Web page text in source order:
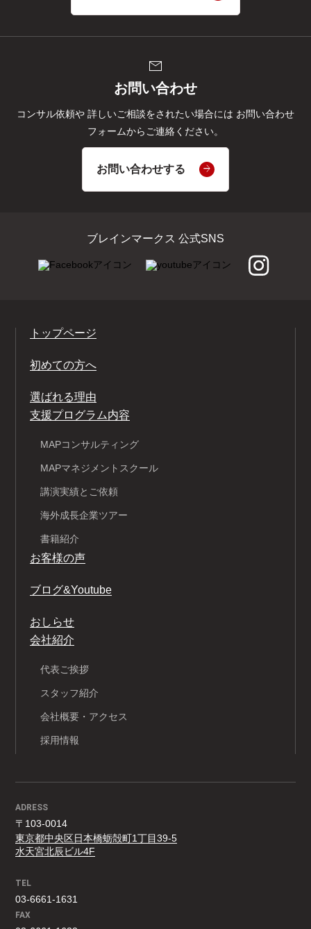
mail
お問い合わせ
コンサル依頼や 詳しいご相談をされたい場合には お問い合わせ
フォームからご連絡ください。
お問い合わせする
ブレインマークス 公式SNS
トップページ
初めての方へ
選ばれる理由
支援プログラム内容
MAPコンサルティング
MAPマネジメントスクール
講演実績とご依頼
海外成長企業ツアー
書籍紹介
お客様の声
ブログ&Youtube
おしらせ
会社紹介
代表ご挨拶
スタッフ紹介
会社概要・アクセス
採用情報
ADRESS
〒103-0014
東京都中央区日本橋蛎殻町1丁目39-5
水天宮北辰ビル4F
TEL
03-6661-1631
FAX